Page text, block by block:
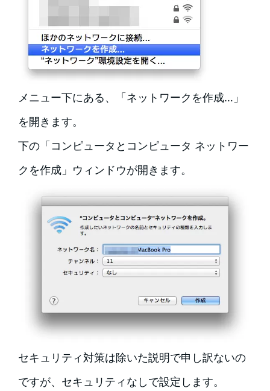
メニュー下にある、「ネットワークを作成…」
を開きます。
下の「コンピュータとコンピュータ ネットワー
クを作成」ウィンドウが開きます。
セキュリティ対策は除いた説明で申し訳ないの
ですが、セキュリティなしで設定します。